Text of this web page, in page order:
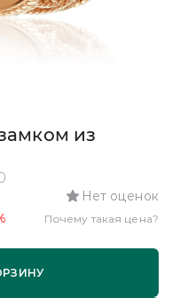
из
Нет оценок
Почему такая цена?